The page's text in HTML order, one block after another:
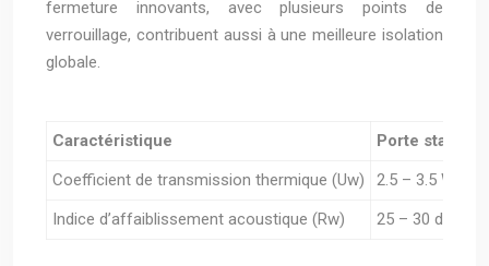
fermeture innovants, avec plusieurs points de
verrouillage, contribuent aussi à une meilleure isolation
globale.
Caractéristique
Porte
Coefficient de transmission thermique (Uw)
2.5 – 3.5 W/
Indice d’affaiblissement acoustique (Rw)
25 – 30 dB